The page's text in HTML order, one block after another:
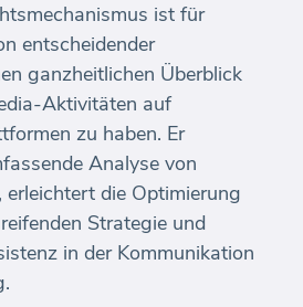
ist für
entscheidender
ganzheitlichen Überblick
Aktivitäten auf
zu haben. Er
Analyse von
erleichtert die Optimierung
Strategie und
in der Kommunikation